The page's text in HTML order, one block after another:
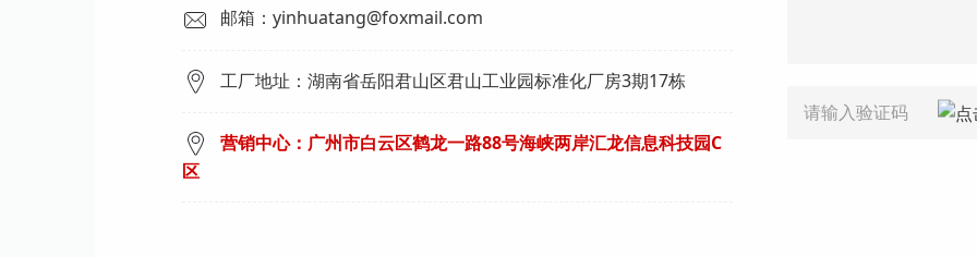
邮箱：yinhuatang@foxmail.com
工厂地址：湖南省岳阳君山区君山工业园标准化厂房3期17栋
营销中心：广州市白云区鹤龙一路88号海峡两岸汇龙信息科技园C
区